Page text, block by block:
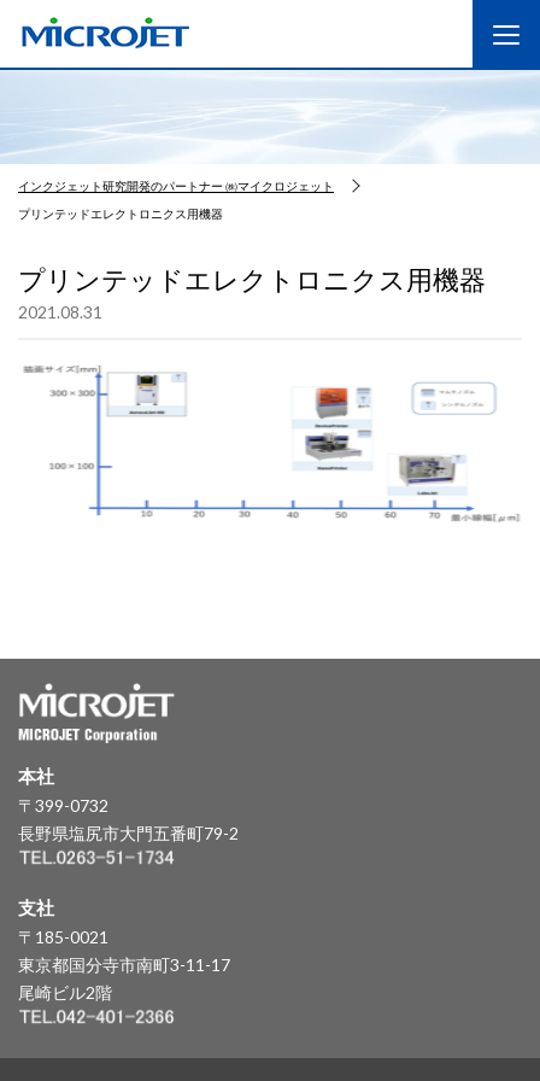
インクジェット研究開発のパートナー ㈱マイクロジェット
プリンテッドエレクトロニクス用機器
プリンテッドエレクトロニクス用機器
2021.08.31
本社
〒399-0732
長野県塩尻市大門五番町79-2
支社
〒185-0021
東京都国分寺市南町3-11-17
尾崎ビル2階